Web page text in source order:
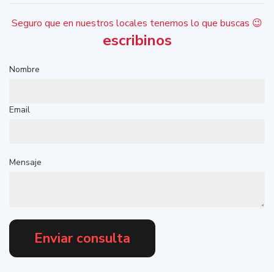
Seguro que en nuestros locales tenemos lo que buscas 😉
escribinos
Nombre
Email
Mensaje
Enviar consulta